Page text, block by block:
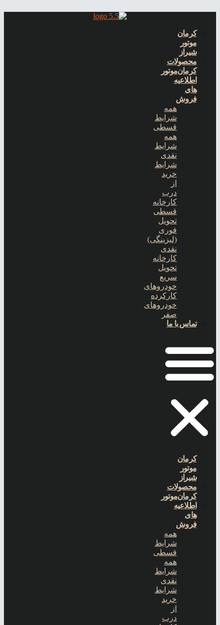
کرمان
محصولات
کرمان‌موتور
اطلاعیه
فروش
همه
شرایط
قسطی
همه
شرایط
شرایط
کارخانه
قسطی
(لیزینگی)
نقدی
کارخانه
خودروهای
کارکرده
خودروهای
تماس با ما
کرمان
محصولات
کرمان‌موتور
اطلاعیه
فروش
همه
شرایط
قسطی
همه
شرایط
شرایط